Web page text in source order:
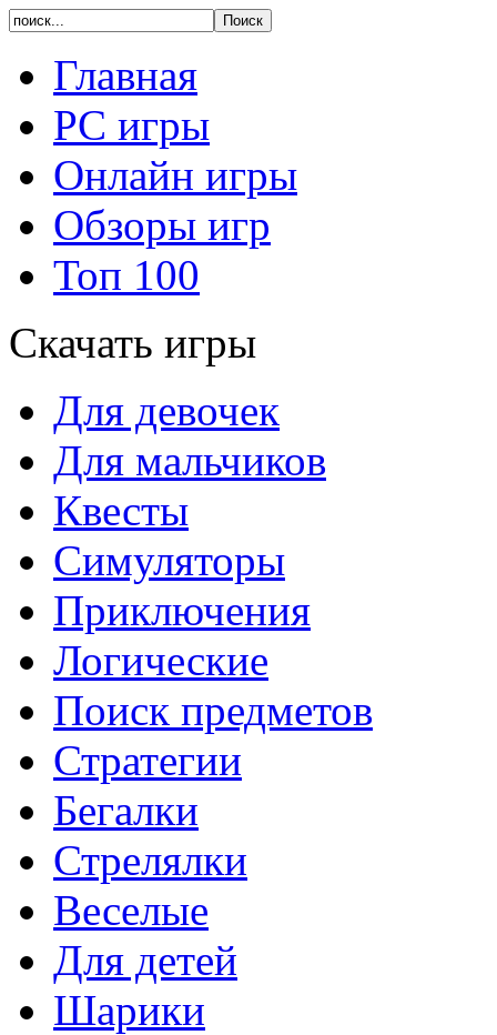
Главная
PC игры
Онлайн игры
Обзоры игр
Топ 100
Скачать игры
Для девочек
Для мальчиков
Квесты
Симуляторы
Приключения
Логические
Поиск предметов
Стратегии
Бегалки
Стрелялки
Веселые
Для детей
Шарики